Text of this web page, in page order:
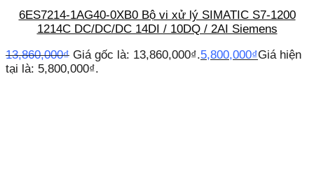
6ES7214-1AG40-0XB0 Bộ vi xử lý SIMATIC S7-1200
1214C DC/DC/DC 14DI / 10DQ / 2AI Siemens
13,860,000₫ Giá gốc là: 13,860,000₫.5,800,000₫Giá hiện
tại là: 5,800,000₫.